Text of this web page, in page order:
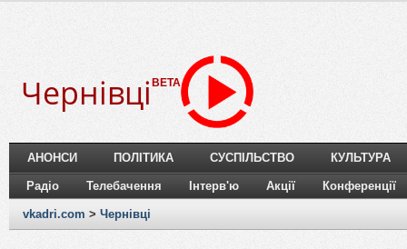
Чернівці BETA
АНОНСИ ПОЛІТИКА СУСПІЛЬСТВО КУЛЬТУРА
Радіо Телебачення Інтерв'ю Акції Конференції
vkadri.com > Чернівці